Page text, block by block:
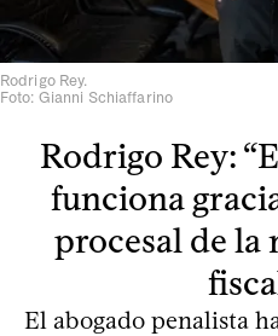
Rodrigo Rey.
Foto: Gianni Schiaffarino
Rodrigo Rey:
funciona
procesal de la
El abogado penalista